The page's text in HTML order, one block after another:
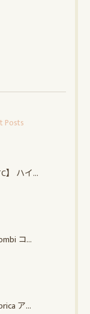
Posts
【JTC】 ハイローオートスイングラック
【Combi コンビ】 ネムリラ Auto plus NS
【Aprica アップリカ】クルリラ エックス プラスAC